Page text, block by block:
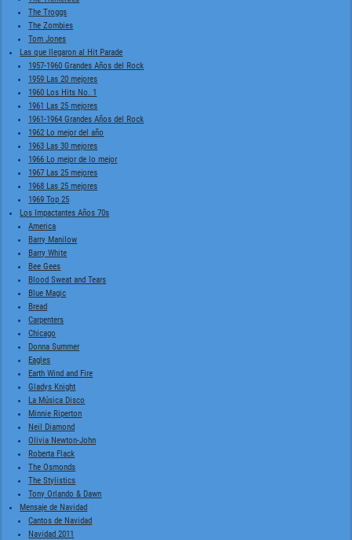
The Troggs
The Zombies
Tom Jones
Las que llegaron al Hit Parade
1957-1960 Grandes Años del Rock
1959 Las 20 mejores
1960 Los Hits No. 1
1961 Las 25 mejores
1961-1964 Grandes Años del Rock
1962 Lo mejor del año
1963 Las 30 mejores
1966 Lo mejor de lo mejor
1967 Las 25 mejores
1968 Las 25 mejores
1969 Top 25
Los Impactantes Años 70s
America
Barry Manilow
Barry White
Bee Gees
Blood Sweat and Tears
Blue Magic
Bread
Carpenters
Chicago
Donna Summer
Eagles
Earth Wind and Fire
Gladys Knight
La Música Disco
Minnie Riperton
Neil Diamond
Olivia Newton-John
Roberta Flack
The Osmonds
The Stylistics
Tony Orlando & Dawn
Mensaje de Navidad
Cantos de Navidad
Navidad 2011